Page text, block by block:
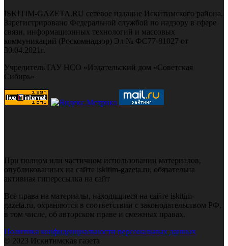
ISKITIM-GAZETA.RU сетевое издание Искитимского района.
Зарегистрировано Федеральной службой по надзору в сфере
связи, информационных технологий и массовых
коммуникаций (Роскомнадзор) Эл № ФС77-81027 от
30.04.2021г.
Учредитель ГАУ НСО «Издательский дом «Советская
Сибирь»
При полном или частичном использовании материалов,
опубликованных на сайте iskitim-gazeta.ru, обязательна
активная гиперссылка на сайт
Все права на материалы, находящиеся на сайте iskitim-
gazeta.ru, охраняются в соответствии с законодательством РФ,
в том числе, об авторском праве и смежных правах.
Политика конфиденциальности персональных данных
© 2023 Искитимская газета